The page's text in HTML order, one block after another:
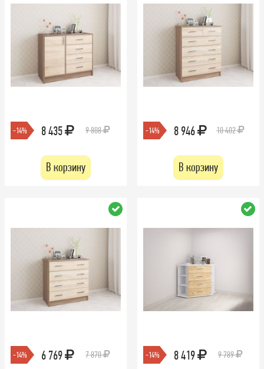
-14% 8 435 9 808
В корзину
-14% 8 946 10 402
В корзину
-14% 6 769 7 870 -14% 8 419 9 789